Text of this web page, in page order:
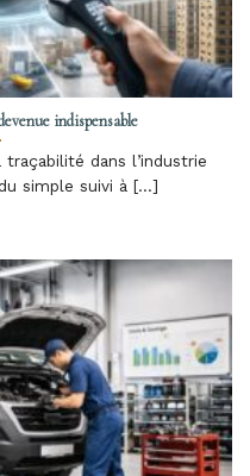
indispensable
dans l’industrie
simple suivi à [...]